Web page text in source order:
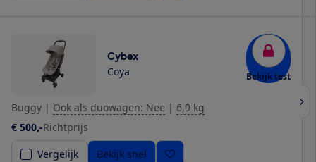
Cybex
Coya Bekijk test
Buggy | Ook als duowagen: Nee | 6,9 kg
€ 500,-Richtprijs
Vergelijk
Bekijk snel